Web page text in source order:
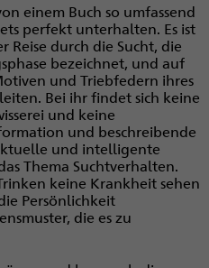
einem Buch so umfassend
perfekt unterhalten. Es ist
Reise durch die Sucht, die
bezeichnet, und auf
und Triebfedern ihres
Bei ihr findet sich keine
und keine
und beschreibende
und intelligente
Thema Suchtverhalten.
keine Krankheit sehen
Persönlichkeit
die es zu